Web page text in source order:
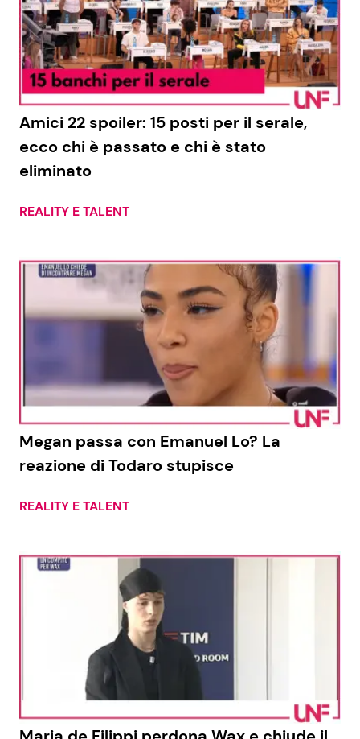
Amici 22 spoiler: 15 posti per il serale,
ecco chi è passato e chi è stato
eliminato
REALITY E TALENT
Megan passa con Emanuel Lo? La
reazione di Todaro stupisce
REALITY E TALENT